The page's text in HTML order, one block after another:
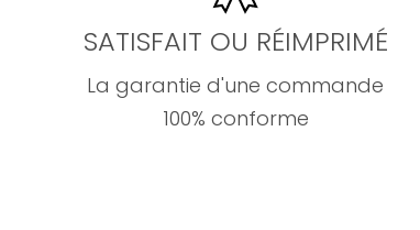
SATISFAIT OU RÉIMPRIMÉ
La garantie d'une commande
100% conforme